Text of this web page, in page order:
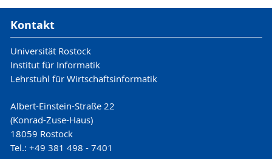
Kontakt
Universität Rostock
Institut für Informatik
Lehrstuhl für Wirtschaftsinformatik
Albert-Einstein-Straße 22
(Konrad-Zuse-Haus)
18059 Rostock
Tel.: +49 381 498 - 7401